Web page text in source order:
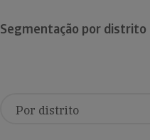
Segmentação por distrito